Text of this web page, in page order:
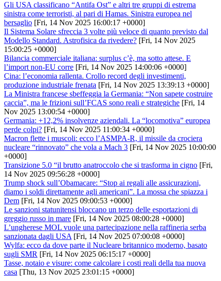
Gli USA classificano “Antifa Ost” e altri tre gruppi di estrema
sinistra come terroristi, al pari di Hamas. Sinistra europea nel
bersaglio [Fri, 14 Nov 2025 16:00:17 +0000]
Il Sistema Solare sfreccia 3 volte più veloce di quanto previsto dal
Modello Standard. Astrofisica da rivedere? [Fri, 14 Nov 2025
15:00:25 +0000]
Bilancia commerciale italiana: surplus c’è, ma sotto attese. E
l’import non-EU corre [Fri, 14 Nov 2025 14:00:06 +0000]
Cina: l’economia rallenta. Crollo record degli investimenti,
produzione industriale frenata [Fri, 14 Nov 2025 13:39:13 +0000]
La Ministra francese sbeffeggia la Germania: “Non sapete costruire
caccia”, ma le frizioni sull’FCAS sono reali e strategiche [Fri, 14
Nov 2025 13:00:54 +0000]
Germania: +12,2% insolvenze aziendali. La “locomotiva” europea
perde colpi? [Fri, 14 Nov 2025 11:00:34 +0000]
Macron flette i muscoli: ecco l’ASMPA-R, il missile da crociera
nucleare “rinnovato” che vola a Mach 3 [Fri, 14 Nov 2025 10:00:00
+0000]
Transizione 5.0 “il brutto anatroccolo che si trasforma in cigno [Fri,
14 Nov 2025 09:56:28 +0000]
Trump shock sull’Obamacare: “Stop ai regali alle assicurazioni,
diamo i soldi direttamente agli americani”. La mossa che spiazza i
Dem [Fri, 14 Nov 2025 09:00:53 +0000]
Le sanzioni statunitensi bloccano un terzo delle esportazioni di
greggio russo in mare [Fri, 14 Nov 2025 08:00:28 +0000]
L’ungherese MOL vuole una partecipazione nella raffineria serba
sanzionata dagli USA [Fri, 14 Nov 2025 07:00:08 +0000]
Wylfa: ecco da dove parte il Nucleare britannico moderno, basato
sugli SMR [Fri, 14 Nov 2025 06:15:17 +0000]
Tasse, notaio e visure: come calcolare i costi reali della tua nuova
casa [Thu, 13 Nov 2025 23:01:15 +0000]